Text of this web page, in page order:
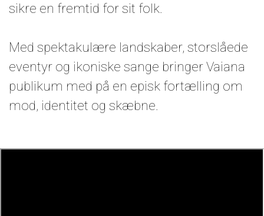
sikre en fremtid for sit folk.
Med spektakulære landskaber, storslåede
eventyr og ikoniske sange bringer Vaiana
publikum med på en episk fortælling om
mod, identitet og skæbne.